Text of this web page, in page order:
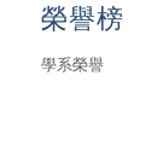
榮譽榜
學系榮譽